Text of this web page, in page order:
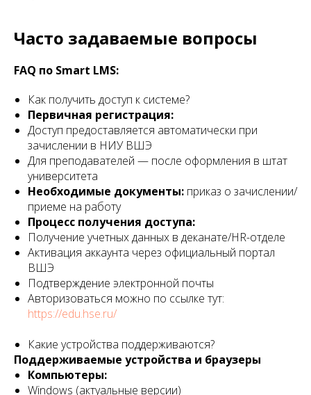
Часто задаваемые вопросы
FAQ по Smart LMS:
Как получить доступ к системе?
Первичная регистрация:
Доступ предоставляется автоматически при
зачислении в НИУ ВШЭ
Для преподавателей — после оформления в штат
университета
Необходимые документы: приказ о зачислении/
приеме на работу
Процесс получения доступа:
Получение учетных данных в деканате/HR-отделе
Активация аккаунта через официальный портал
ВШЭ
Подтверждение электронной почты
Авторизоваться можно по ссылке тут:
https://edu.hse.ru/
Какие устройства поддерживаются?
Поддерживаемые устройства и браузеры
Компьютеры:
Windows (актуальные версии)